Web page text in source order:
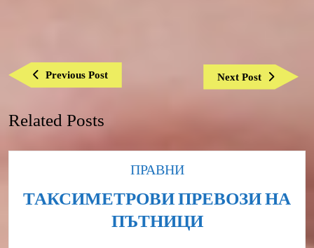
Previous PostPrevious
Post
Next Post
Next
Post
Related Posts
ПРАВНИCategory
ТАКСИМЕТРОВИ ПРЕВОЗИ НА
ПЪТНИЦИ